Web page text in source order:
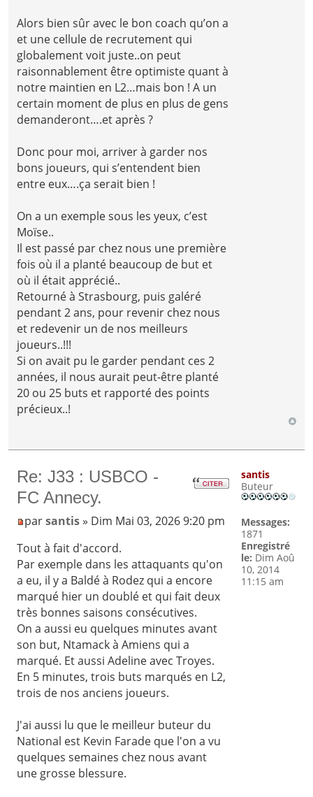
Alors bien sûr avec le bon coach qu’on a
et une cellule de recrutement qui
globalement voit juste..on peut
raisonnablement être optimiste quant à
notre maintien en L2…mais bon ! A un
certain moment de plus en plus de gens
demanderont….et après ?
Donc pour moi, arriver à garder nos
bons joueurs, qui s’entendent bien
entre eux….ça serait bien !
On a un exemple sous les yeux, c’est
Moïse..
Il est passé par chez nous une première
fois où il a planté beaucoup de but et
où il était apprécié..
Retourné à Strasbourg, puis galéré
pendant 2 ans, pour revenir chez nous
et redevenir un de nos meilleurs
joueurs..!!!
Si on avait pu le garder pendant ces 2
années, il nous aurait peut-être planté
20 ou 25 buts et rapporté des points
précieux..!
Re: J33 : USBCO -
FC Annecy.
parsantis» Dim Mai 03, 2026 9:20 pm
Tout à fait d'accord.
Par exemple dans les attaquants qu'on
a eu, il y a Baldé à Rodez qui a encore
marqué hier un doublé et qui fait deux
très bonnes saisons consécutives.
On a aussi eu quelques minutes avant
son but, Ntamack à Amiens qui a
marqué. Et aussi Adeline avec Troyes.
En 5 minutes, trois buts marqués en L2,
trois de nos anciens joueurs.
J'ai aussi lu que le meilleur buteur du
National est Kevin Farade que l'on a vu
quelques semaines chez nous avant
une grosse blessure.
santis
Buteur
Messages:
1871
Enregistré
le: Dim Aoû
10, 2014
11:15 am